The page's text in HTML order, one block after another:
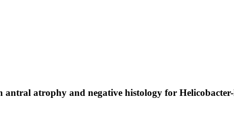
atrophy and negative histology for